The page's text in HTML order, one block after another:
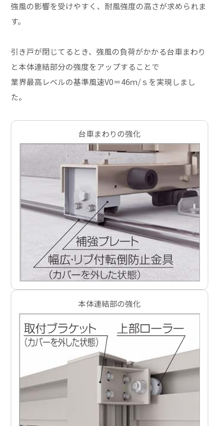
強風の影響を受けやすく、耐風強度の高さが求められま
す。
引き戸が閉じてるとき、強風の負荷がかかる台車まわり
と本体連結部分の強度をアップすることで
業界最高レベルの基準風速V0＝46ｍ/ｓを実現しまし
た。
台車まわりの強化
本体連結部の強化